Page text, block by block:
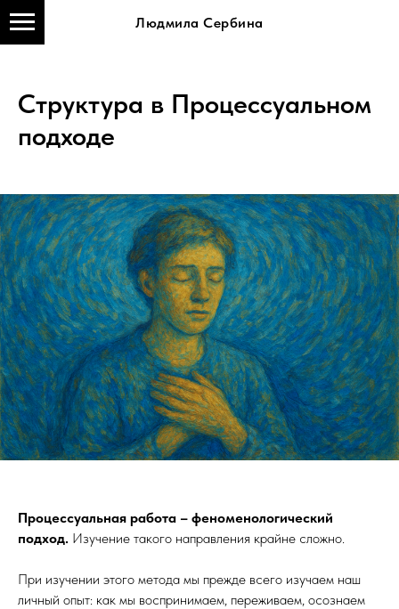
Людмила Сербина
Структура в Процессуальном
подходе
Процессуальная работа – феноменологический
подход. Изучение такого направления крайне сложно.
При изучении этого метода мы прежде всего изучаем наш
личный опыт: как мы воспринимаем, переживаем, осознаем